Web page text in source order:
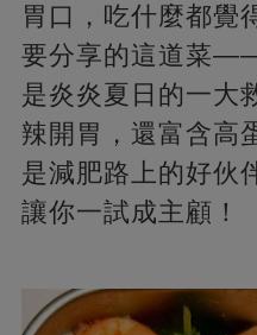
胃口，吃什麼都覺
要分享的這道菜
是炎炎夏日的一大
辣開胃，還富含高
是減肥路上的好伙
讓你一試成主顧！